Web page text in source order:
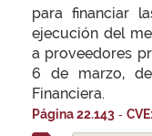
para financiar
ejecución del
a proveedores
6 de marzo,
Financiera.
Página 22.143 -